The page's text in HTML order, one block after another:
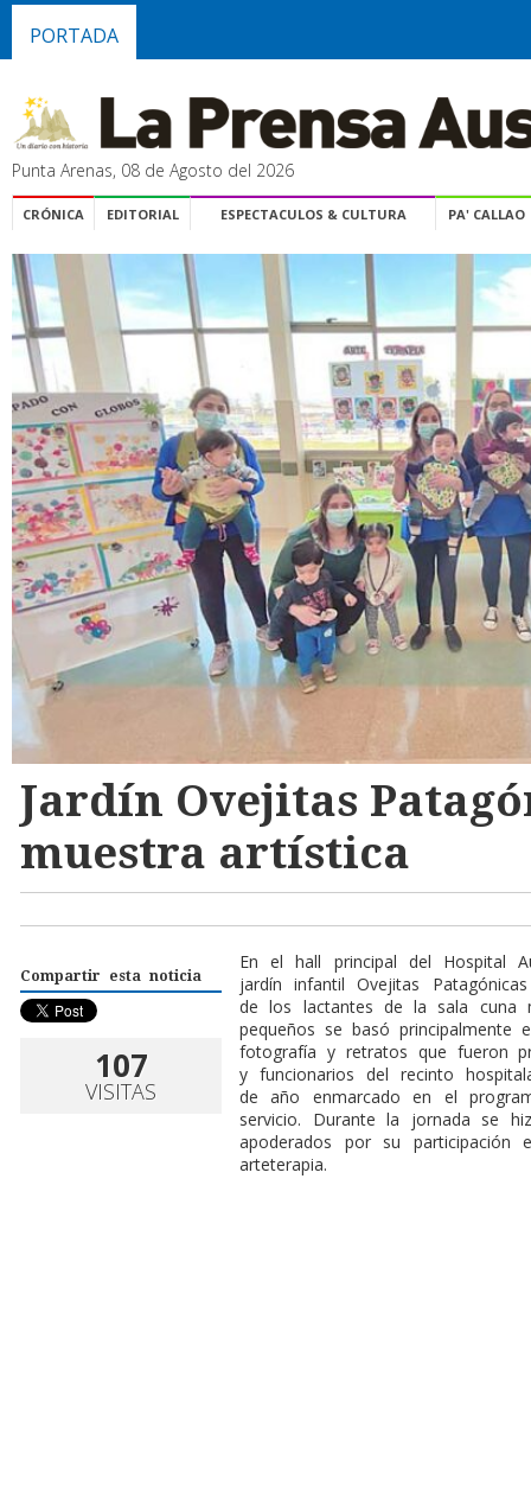
PORTADA
Punta Arenas, 08 de Agosto del 2026
CRÓNICA EDITORIAL ESPECTACULOS & CULTURA PA' CALLAO
Jardín Ovejitas
muestra artística
Compartir esta noticia
107
VISITAS
En el hall principal del Hospital
jardín infantil Ovejitas
de los lactantes de la sala
pequeños se basó principalmente
fotografía y retratos que fueron
y funcionarios del recinto
de año enmarcado en el
servicio. Durante la jornada se
apoderados por su
arteterapia.